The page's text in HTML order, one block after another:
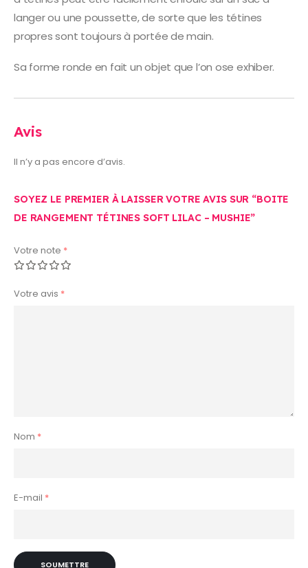
langer ou une poussette, de sorte que les tétines
propres sont toujours à portée de main.
Sa forme ronde en fait un objet que l’on ose exhiber.
Avis
Il n’y a pas encore d’avis.
SOYEZ LE PREMIER À LAISSER VOTRE AVIS SUR “BOITE
DE RANGEMENT TÉTINES SOFT LILAC – MUSHIE”
Votre note *
Votre avis *
Nom *
E-mail *